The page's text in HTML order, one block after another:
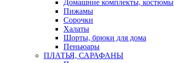
Домашние комплекты, костюмы
Пижамы
Сорочки
Халаты
Шорты, брюки для дома
Пеньюары
ПЛАТЬЯ, САРАФАНЫ